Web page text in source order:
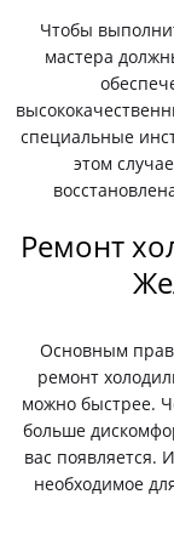
Чтобы
мастера
специальные
этом
Ремонт
Основным
ремонт
можно быстрее.
больше
вас появляется.
необходимое